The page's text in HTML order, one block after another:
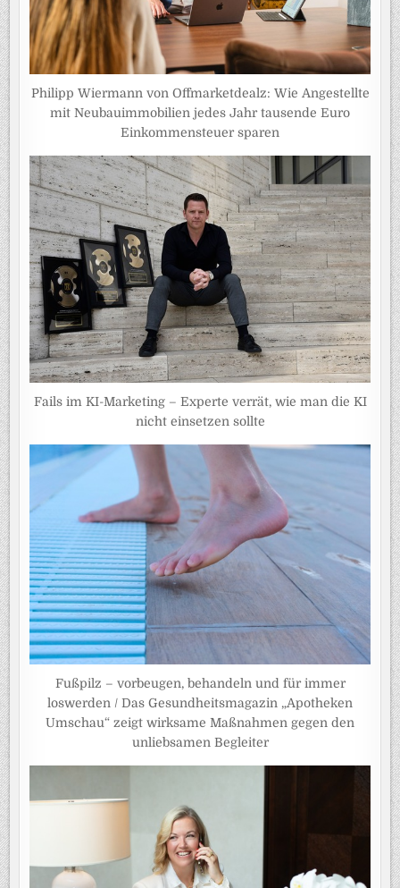
Philipp Wiermann von Offmarketdealz: Wie Angestellte
mit Neubauimmobilien jedes Jahr tausende Euro
Einkommensteuer sparen
Fails im KI-Marketing – Experte verrät, wie man die KI
nicht einsetzen sollte
Fußpilz – vorbeugen, behandeln und für immer
loswerden / Das Gesundheitsmagazin „Apotheken
Umschau“ zeigt wirksame Maßnahmen gegen den
unliebsamen Begleiter